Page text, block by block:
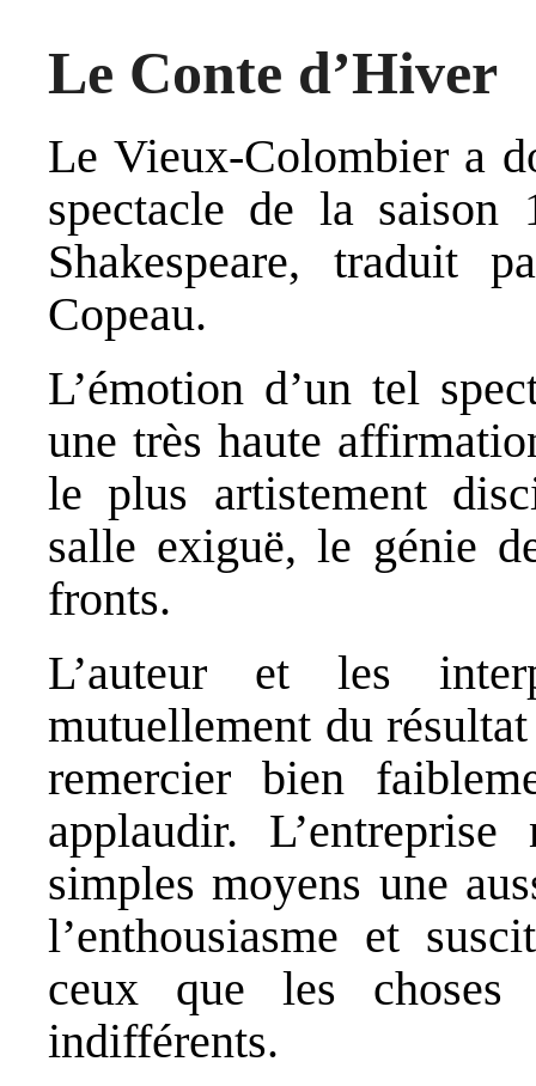
Le Conte d’Hiver
Le Vieux-Colombier a
spectacle de la
Shakespeare, traduit
Copeau.
L’émotion d’un tel
une très haute
le plus artistement
salle exiguë, le génie
fronts.
L’auteur et les
mutuellement du
remercier bien
applaudir.
simples moyens une
l’enthousiasme et
ceux que les
indifférents.